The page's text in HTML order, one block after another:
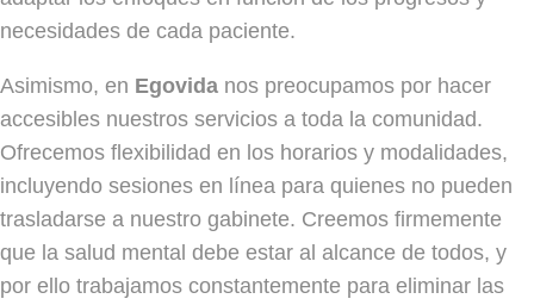
necesidades de cada paciente.
Asimismo, en Egovida nos preocupamos por hacer
accesibles nuestros servicios a toda la comunidad.
Ofrecemos flexibilidad en los horarios y modalidades,
incluyendo sesiones en línea para quienes no pueden
trasladarse a nuestro gabinete. Creemos firmemente
que la salud mental debe estar al alcance de todos, y
por ello trabajamos constantemente para eliminar las